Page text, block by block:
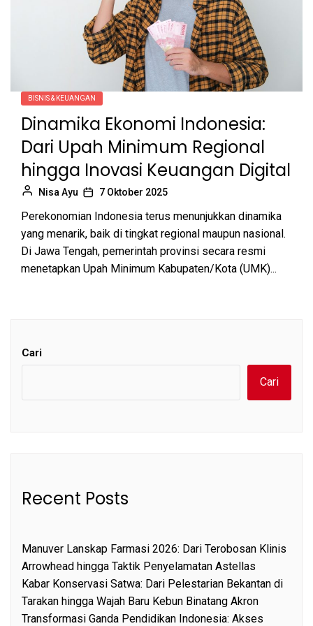
BISNIS & KEUANGAN
Dinamika Ekonomi Indonesia:
Dari Upah Minimum Regional
hingga Inovasi Keuangan Digital
Nisa Ayu 7 Oktober 2025
Perekonomian Indonesia terus menunjukkan dinamika
yang menarik, baik di tingkat regional maupun nasional.
Di Jawa Tengah, pemerintah provinsi secara resmi
menetapkan Upah Minimum Kabupaten/Kota (UMK)...
Cari
Cari
Recent Posts
Manuver Lanskap Farmasi 2026: Dari Terobosan Klinis
Arrowhead hingga Taktik Penyelamatan Astellas
Kabar Konservasi Satwa: Dari Pelestarian Bekantan di
Tarakan hingga Wajah Baru Kebun Binatang Akron
Transformasi Ganda Pendidikan Indonesia: Akses